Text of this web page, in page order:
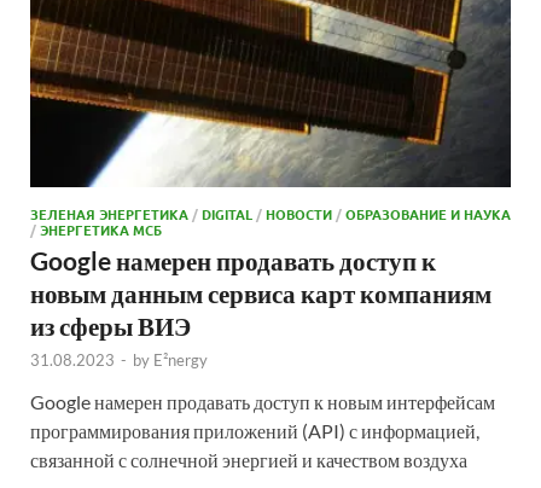
ЗЕЛЕНАЯ ЭНЕРГЕТИКА /DIGITAL /НОВОСТИ /ОБРАЗОВАНИЕ И НАУКА
/ЭНЕРГЕТИКА МСБ
Google намерен продавать доступ к
новым данным сервиса карт компаниям
из сферы ВИЭ
31.08.2023 - by E²nergy
Google намерен продавать доступ к новым интерфейсам
программирования приложений (API) с информацией,
связанной с солнечной энергией и качеством воздуха